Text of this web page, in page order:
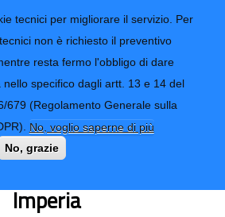
tecnici per migliorare il servizio. Per
non è richiesto il preventivo
resta fermo l'obbligo di dare
specifico dagli artt. 13 e 14 del
679 (Regolamento Generale sulla
No, voglio saperne di più
No, grazie
di
CONTATTI-URP
TRASPARENZA
nomina Nucleo di
in forma associata
Imperia